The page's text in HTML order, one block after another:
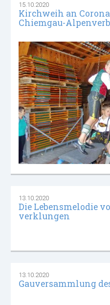
15.10.2020
Kirchweih an
Chiemgau-
13.10.2020
Die Lebensmelodie
verklungen
13.10.2020
Gauversammlung